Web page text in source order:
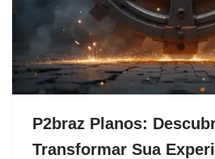
P2braz Planos:
Transformar Sua